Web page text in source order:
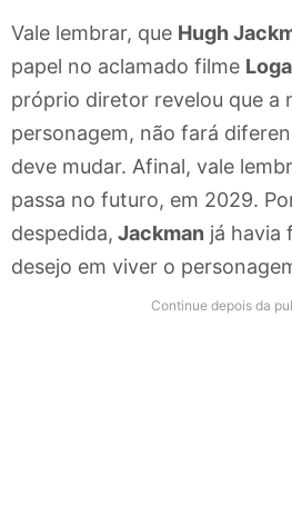
Vale lembrar, que Hugh
papel no aclamado filme
próprio diretor revelou que a
personagem, não fará
deve mudar. Afinal, vale
passa no futuro, em 2029.
despedida, Jackman já havia
desejo em viver o
Continue depois da